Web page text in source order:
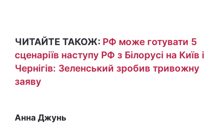
ЧИТАЙТЕ ТАКОЖ: РФ може готувати 5
сценаріїв наступу РФ з Білорусі на Київ і
Чернігів: Зеленський зробив тривожну
заяву
Анна Джунь